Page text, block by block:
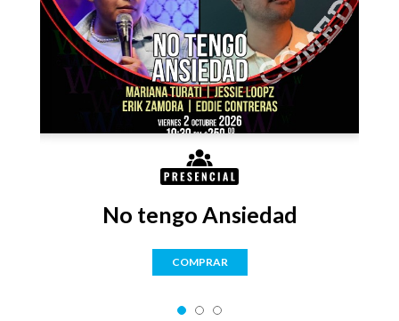
No tengo Ansiedad
COMPRAR